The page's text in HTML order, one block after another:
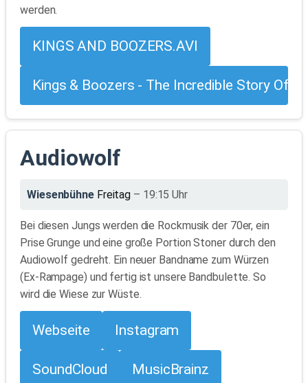
werden.
KINGS AND BOOZERS.AVI
Kings & Boozers - The Incredible Story Of A
Audiowolf
Wiesenbühne Freitag – 19:15 Uhr
Bei diesen Jungs werden die Rockmusik der 70er, ein
Prise Grunge und eine große Portion Stoner durch den
Audiowolf gedreht. Ein neuer Bandname zum Würzen
(Ex-Rampage) und fertig ist unsere Bandbulette. So
wird die Wiese zur Wüste.
Webseite Instagram
SoundCloud MusicBrainz